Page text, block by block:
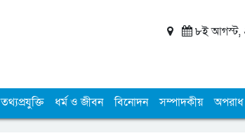
৮ই আগস্ট,
তথ্যপ্রযুক্তি ধর্ম ও জীবন বিনোদন সম্পাদকীয় অপরাধ